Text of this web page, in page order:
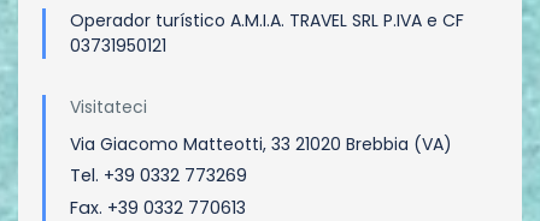
Operador turístico A.M.I.A. TRAVEL SRL P.IVA e CF
03731950121
Visitateci
Via Giacomo Matteotti, 33 21020 Brebbia (VA)
Tel. +39 0332 773269
Fax. +39 0332 770613